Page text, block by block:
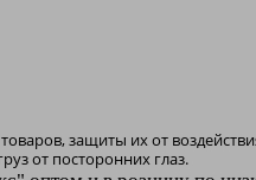
защиты их от
от посторонних глаз.